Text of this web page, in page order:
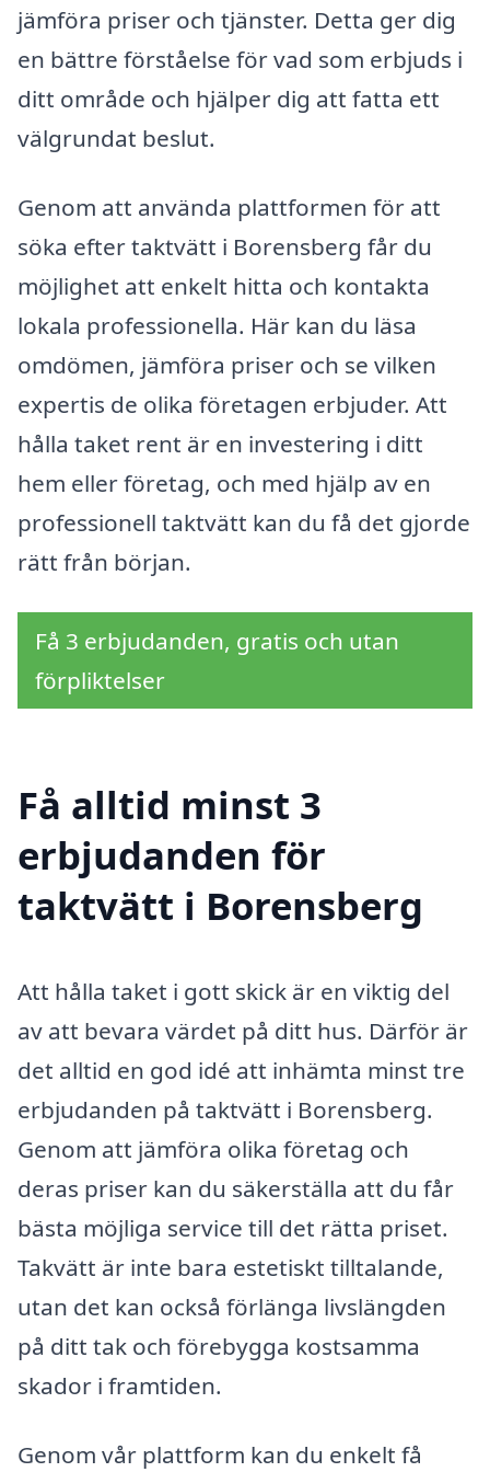
jämföra priser och tjänster. Detta ger dig
en bättre förståelse för vad som erbjuds i
ditt område och hjälper dig att fatta ett
välgrundat beslut.
Genom att använda plattformen för att
söka efter taktvätt i Borensberg får du
möjlighet att enkelt hitta och kontakta
lokala professionella. Här kan du läsa
omdömen, jämföra priser och se vilken
expertis de olika företagen erbjuder. Att
hålla taket rent är en investering i ditt
hem eller företag, och med hjälp av en
professionell taktvätt kan du få det gjorde
rätt från början.
Få 3 erbjudanden, gratis och utan
förpliktelser
Få alltid minst 3
erbjudanden för
taktvätt i Borensberg
Att hålla taket i gott skick är en viktig del
av att bevara värdet på ditt hus. Därför är
det alltid en god idé att inhämta minst tre
erbjudanden på taktvätt i Borensberg.
Genom att jämföra olika företag och
deras priser kan du säkerställa att du får
bästa möjliga service till det rätta priset.
Takvätt är inte bara estetiskt tilltalande,
utan det kan också förlänga livslängden
på ditt tak och förebygga kostsamma
skador i framtiden.
Genom vår plattform kan du enkelt få